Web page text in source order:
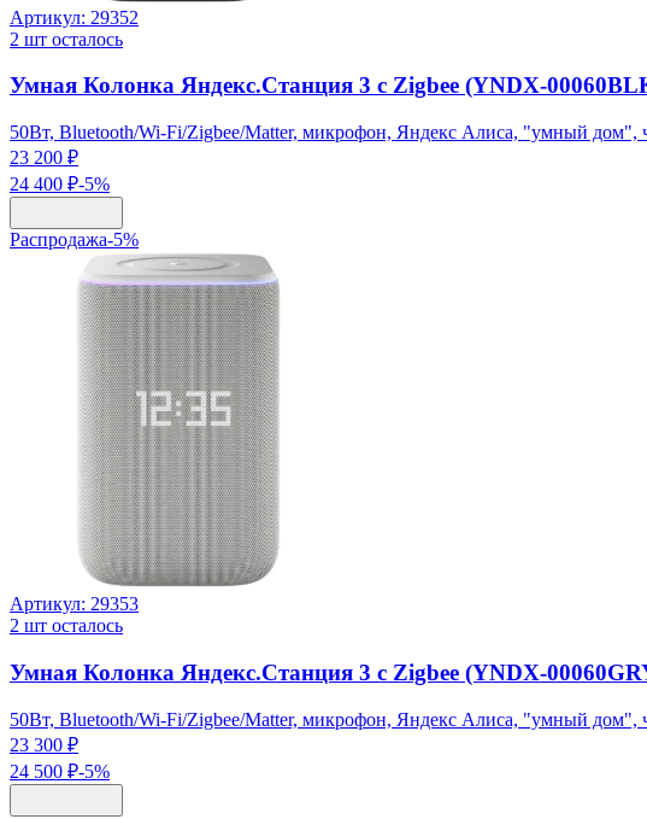
Артикул: 29352
2 шт осталось
Умная Колонка Яндекс.Станция 3 с Zigbee (YNDX-
50Вт, Bluetooth/Wi-Fi/Zigbee/Matter, микрофон, Яндекс Алиса, "умный дом",
23 200 ₽
24 400 ₽-5%
Распродажа-5%
Артикул: 29353
2 шт осталось
Умная Колонка Яндекс.Станция 3 с Zigbee (YNDX-
50Вт, Bluetooth/Wi-Fi/Zigbee/Matter, микрофон, Яндекс Алиса, "умный дом",
23 300 ₽
24 500 ₽-5%